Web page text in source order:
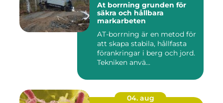
At borrning grunden för
säkra och hållbara
markarbeten
AT-borrning är en metod för
att skapa stabila, hållfasta
förankringar i berg och jord.
Tekniken anvä...
04. aug